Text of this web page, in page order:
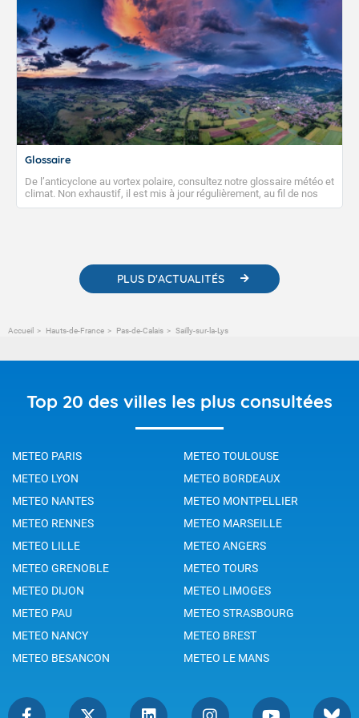
Glossaire
De l’anticyclone au vortex polaire, consultez notre glossaire météo et
climat. Non exhaustif, il est mis à jour régulièrement, au fil de nos
publications. Vous y trouverez également des liens utiles vers nos
PLUS D'ACTUALITÉS
Accueil Hauts-de-France Pas-de-Calais Sailly-sur-la-Lys
Top 20 des villes les plus consultées
METEO PARIS
METEO TOULOUSE
METEO LYON
METEO BORDEAUX
METEO NANTES
METEO MONTPELLIER
METEO RENNES
METEO MARSEILLE
METEO LILLE
METEO ANGERS
METEO GRENOBLE
METEO TOURS
METEO DIJON
METEO LIMOGES
METEO PAU
METEO STRASBOURG
METEO NANCY
METEO BREST
METEO BESANCON
METEO LE MANS